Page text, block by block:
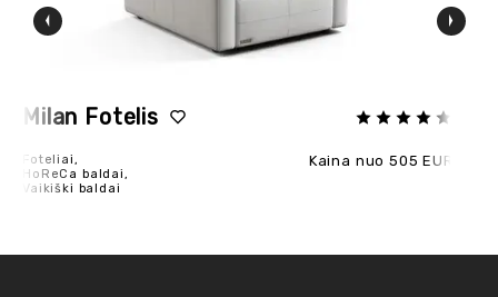
Milan Fotelis
Foteliai,
HoReCa baldai,
Vaikiški baldai
Kaina nuo 505 EUR